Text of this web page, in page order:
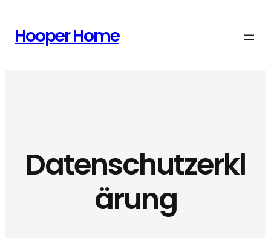
Inhalt
springen
Hooper Home
Datenschutzerkl
ärung